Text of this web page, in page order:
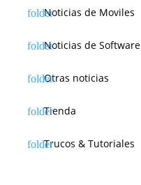
Noticias de Moviles
Noticias de Software
Otras noticias
Tienda
Trucos & Tutoriales